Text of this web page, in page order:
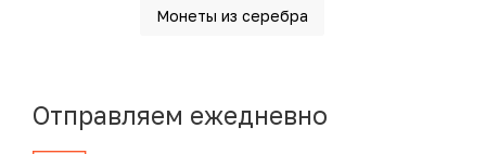
Монеты из серебра
Отправляем ежедневно